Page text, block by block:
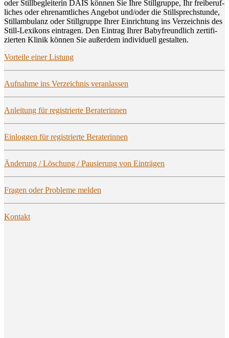
oder Still­be­glei­te­rin DAIS kön­nen Sie Ihre Still­grup­pe, Ihr frei­be­ruf­
li­ches oder ehren­amt­li­ches Ange­bot und/oder die Still­sprech­stun­de,
Still­am­bu­lanz oder Still­grup­pe Ihrer Ein­rich­tung ins Ver­zeich­nis des
Still-Lexi­kons ein­tra­gen. Den Ein­trag Ihrer Baby­freund­lich zer­ti­fi­
zier­ten Kli­nik kön­nen Sie außer­dem indi­vi­du­ell gestalten.
Vor­tei­le einer Listung
Auf­nah­me ins Ver­zeich­nis veranlassen
Anlei­tung für regis­trier­te Beraterinnen
Ein­log­gen für regis­trier­te Beraterinnen
Ände­rung / Löschung / Pau­sie­rung von Einträgen
Fra­gen oder Pro­ble­me melden
Kon­takt